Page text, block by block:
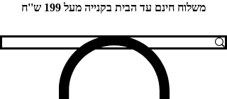
משלוח חינם עד הבית בקנייה מעל 199 ש''ח